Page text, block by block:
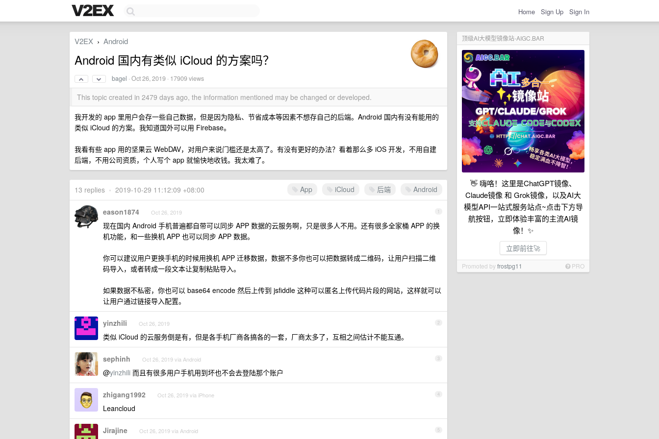
Home Sign Up Sign In
顶级AI大模型镜像站-AIGC.BAR
👋 嗨咯！这里是ChatGPT镜像、
Claude镜像 和 Grok镜像，以及AI大
模型API一站式服务站点~点击下方导
航按钮，立即体验丰富的主流AI镜
像！✨
立即前往🚀
Promoted byfrostpg11 PRO
V2EX › Android
Android 国内有类似 iCloud 的方案吗？
bagel ·Oct 26, 2019 · 17909 views
This topic created in 2479 days ago, the information mentioned may be changed or developed.
我开发的 app 里用户会存一些自己数据，但是因为隐私、节省成本等因素不想存自己的后端。Android 国内有没有能用的
类似 iCloud 的方案。我知道国外可以用 Firebase。
我看有些 app 用的坚果云 WebDAV，对用户来说门槛还是太高了。有没有更好的办法？看着那么多 iOS 开发，不用自建
后端，不用公司资质，个人写个 app 就愉快地收钱。我太难了。
App iCloud 后端 Android
13 replies • 2019-10-29 11:12:09 +08:00
1
eason1874 Oct 26, 2019
现在国内 Android 手机普遍都自带可以同步 APP 数据的云服务啊，只是很多人不用。还有很多全家桶 APP 的换
机功能，和一些换机 APP 也可以同步 APP 数据。
你可以建议用户更换手机的时候用换机 APP 迁移数据，数据不多你也可以把数据转成二维码，让用户扫描二维
码导入，或者转成一段文本让复制粘贴导入。
如果数据不私密，你也可以 base64 encode 然后上传到 jsfiddle 这种可以匿名上传代码片段的网站，这样就可以
让用户通过链接导入配置。
2
yinzhili Oct 26, 2019
类似 iCloud 的云服务倒是有，但是各手机厂商各搞各的一套，厂商太多了，互相之间估计不能互通。
3
sephinh Oct 26, 2019 via Android
@yinzhili 而且有很多用户手机用到坏也不会去登陆那个账户
4
zhigang1992 Oct 26, 2019 via iPhone
Leancloud
5
Jirajine Oct 26, 2019 via Android